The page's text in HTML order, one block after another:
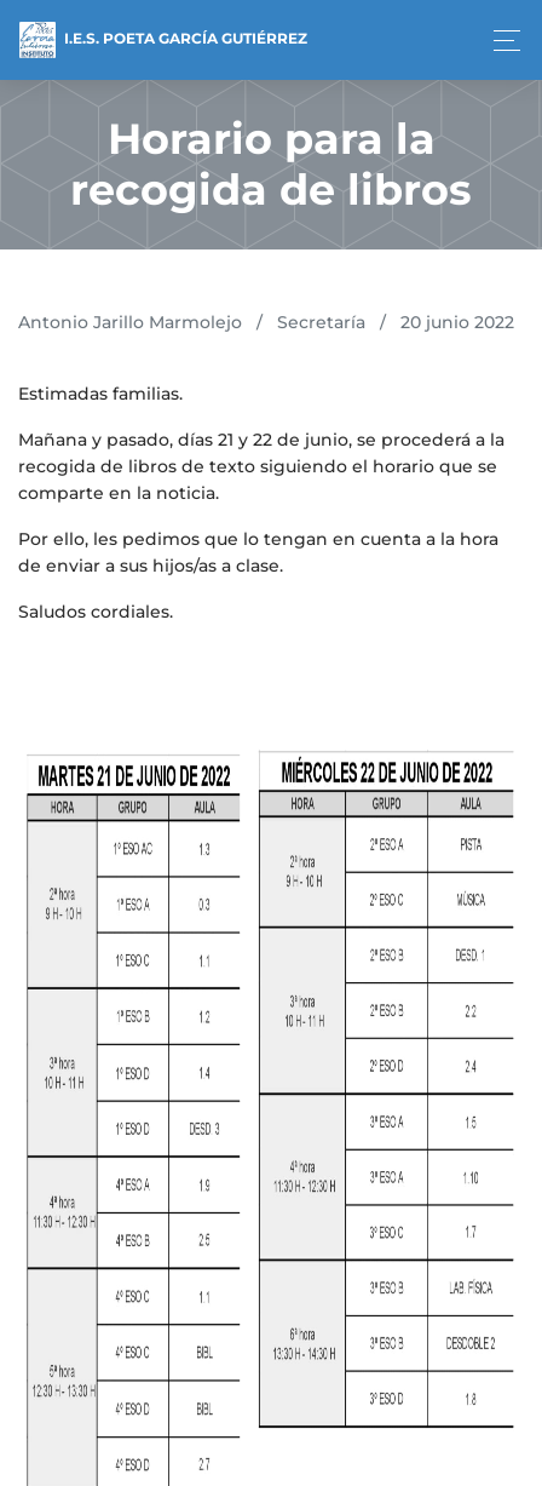
I.E.S. POETA GARCÍA GUTIÉRREZ
Horario para la
recogida de libros
Antonio Jarillo Marmolejo / Secretaría / 20 junio 2022
Estimadas familias.
Mañana y pasado, días 21 y 22 de junio, se procederá a la
recogida de libros de texto siguiendo el horario que se
comparte en la noticia.
Por ello, les pedimos que lo tengan en cuenta a la hora
de enviar a sus hijos/as a clase.
Saludos cordiales.